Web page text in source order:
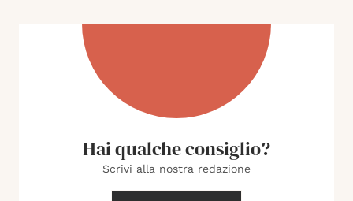
Hai qualche consiglio?
Scrivi alla nostra redazione